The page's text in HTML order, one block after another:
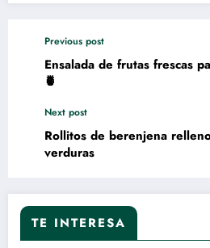
Previous post
Ensalada de frutas frescas
🍍
Next post
Rollitos de berenjena
verduras
TE INTERESA